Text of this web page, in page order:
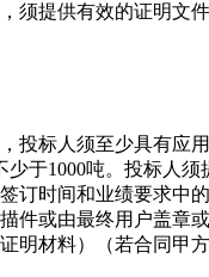
须提供有效的证明文件
投标人须至少具有应
于1000吨。投标人
订时间和业绩要求中
件或由最终用户盖章
明材料）（若合同甲